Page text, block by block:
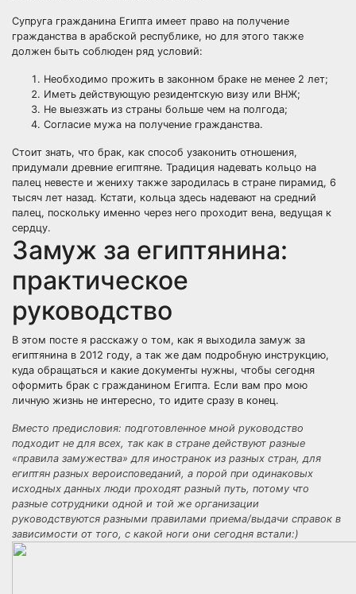
Супруга гражданина Египта имеет право на получение
гражданства в арабской республике, но для этого также
должен быть соблюден ряд условий:
Необходимо прожить в законном браке не менее 2 лет;
Иметь действующую резидентскую визу или ВНЖ;
Не выезжать из страны больше чем на полгода;
Согласие мужа на получение гражданства.
Стоит знать, что брак, как способ узаконить отношения,
придумали древние египтяне. Традиция надевать кольцо на
палец невесте и жениху также зародилась в стране пирамид, 6
тысяч лет назад. Кстати, кольца здесь надевают на средний
палец, поскольку именно через него проходит вена, ведущая к
сердцу.
Замуж за египтянина:
практическое
руководство
В этом посте я расскажу о том, как я выходила замуж за
египтянина в 2012 году, а так же дам подробную инструкцию,
куда обращаться и какие документы нужны, чтобы сегодня
оформить брак с гражданином Египта. Если вам про мою
личную жизнь не интересно, то идите сразу в конец.
Вместо предисловия: подготовленное мной руководство
подходит не для всех, так как в стране действуют разные
«правила замужества» для иностранок из разных стран, для
египтян разных вероисповеданий, а порой при одинаковых
исходных данных люди проходят разный путь, потому что
разные сотрудники одной и той же организации
руководствуются разными правилами приема/выдачи справок в
зависимости от того, с какой ноги они сегодня встали:)